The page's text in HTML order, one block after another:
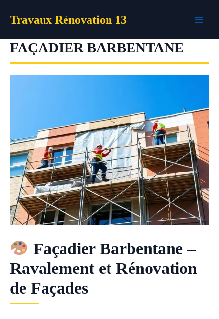
Travaux Rénovation 13
FAÇADIER BARBENTANE
Façadier Barbentane –
Ravalement et Rénovation
de Façades